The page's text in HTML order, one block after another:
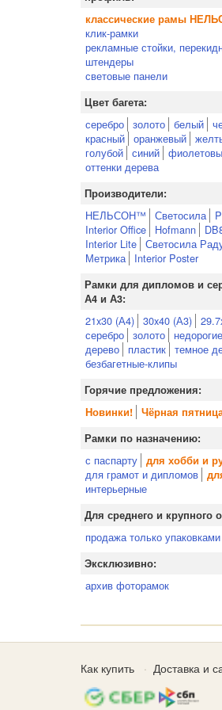
классические рамы
клик-рамки
рекламные стойки,
штендеры
световые панели
Цвет багета:
серебро золото белый
красный оранжевый
голубой синий
оттенки дерева
Производители:
НЕЛЬСОН™ Светосила
Interior Office
Hofmann
Interior Lite Светосила
Метрика
Interior Poster
Рамки для дипломов и
А4 и А3:
21x30 (А4) 30x40 (А3)
серебро золото недорогие
дерево
пластик темное
безбагетные-клипы
Горячие предложения:
Новинки!
Чёрная
Рамки по назначению:
с паспарту для хобби и
для грамот и дипломов
интерьерные
Для среднего и крупного
продажа только упаковками
Эксклюзивно:
архив фоторамок
Как купить Доставка и